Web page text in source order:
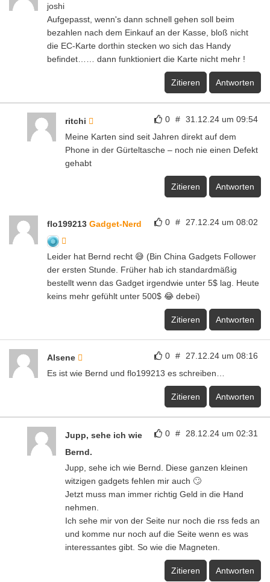
joshi
Aufgepasst, wenn's dann schnell gehen soll beim
bezahlen nach dem Einkauf an der Kasse, bloß nicht
die EC-Karte dorthin stecken wo sich das Handy
befindet…… dann funktioniert die Karte nicht mehr !
Zitieren Antworten
0 # 31.12.24 um 09:54
ritchi
Meine Karten sind seit Jahren direkt auf dem
Phone in der Gürteltasche – noch nie einen Defekt
gehabt
Zitieren Antworten
0 # 27.12.24 um 08:02
flo199213 Gadget-Nerd
Leider hat Bernd recht 😅 (Bin China Gadgets Follower
der ersten Stunde. Früher hab ich standardmäßig
bestellt wenn das Gadget irgendwie unter 5$ lag. Heute
keins mehr gefühlt unter 500$ 😂 debei)
Zitieren Antworten
0 # 27.12.24 um 08:16
Alsene
Es ist wie Bernd und flo199213 es schreiben…
Zitieren Antworten
0 # 28.12.24 um 02:31
Jupp, sehe ich wie
Bernd.
Jupp, sehe ich wie Bernd. Diese ganzen kleinen
witzigen gadgets fehlen mir auch 🙄
Jetzt muss man immer richtig Geld in die Hand
nehmen.
Ich sehe mir von der Seite nur noch die rss feds an
und komme nur noch auf die Seite wenn es was
interessantes gibt. So wie die Magneten.
Zitieren Antworten